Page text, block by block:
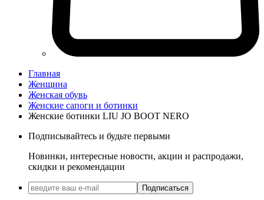
Главная
Женщина
Женская обувь
Женские сапоги и ботинки
Женские ботинки LIU JO BOOT NERO
Подписывайтесь и будьте первыми
Новинки, интересные новости, акции и распродажи,
скидки и рекомендации
Подписаться